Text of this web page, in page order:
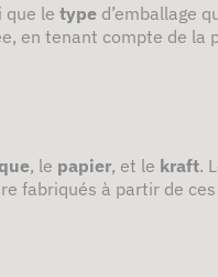
que le type d’emballage
en tenant compte de la
, le papier, et le kraft.
fabriqués à partir de